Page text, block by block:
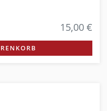
15,00 €